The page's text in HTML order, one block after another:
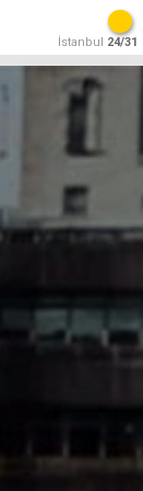
İstanbul 24/31